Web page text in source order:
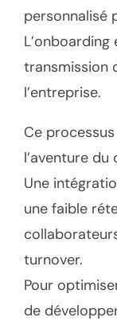
personnalisé
transmission
l’entreprise.
Ce
l’aventure
Une
une faible
turnover.
Pour
de